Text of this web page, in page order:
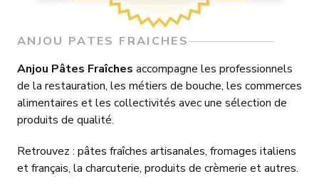
NOTRE FORCE DE VENTE
NOTRE HISTOIRE
CONTACT
ANJOU PATES FRAICHES
Anjou Pâtes Fraîches accompagne les professionnels
de la restauration, les métiers de bouche, les commerces
alimentaires et les collectivités avec une sélection de
produits de qualité.
Retrouvez : pâtes fraîches artisanales, fromages italiens
et français, la charcuterie, produits de crèmerie et autres.